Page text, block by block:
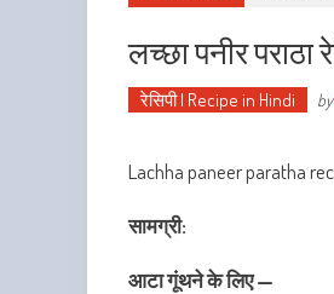
लच्छा पनीर पराठा
रेसिपी | Recipe in Hindi by
Lachha paneer paratha
सामग्री:
आटा गूंथने के लिए —